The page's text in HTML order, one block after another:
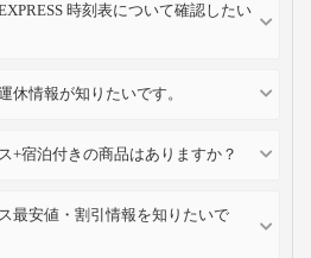
時刻表について確認したい
休情報が知りたいです。
+宿泊付きの商品はありますか？
最安値・割引情報を知りたいで